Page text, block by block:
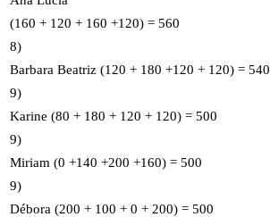
(160 + 120 + 160 +120) = 560
8)
Barbara Beatriz (120 + 180 +120 + 120) = 540
9)
Karine (80 + 180 + 120 + 120) = 500
9)
Miriam (0 +140 +200 +160) = 500
9)
Débora (200 + 100 + 0 + 200) = 500